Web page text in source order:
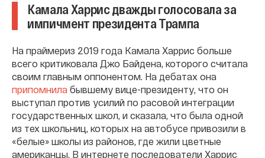
Камала Харрис дважды голосовала за
импичмент президента Трампа
На праймериз 2019 года Камала Харрис больше
всего критиковала Джо Байдена, которого считала
своим главным оппонентом. На дебатах она
припомнила бывшему вице-президенту, что он
выступал против усилий по расовой интеграции
государственных школ, и сказала, что была одной
из тех школьниц, которых на автобусе привозили в
«белые» школы из районов, где жили цветные
американцы. В интернете последователи Харрис